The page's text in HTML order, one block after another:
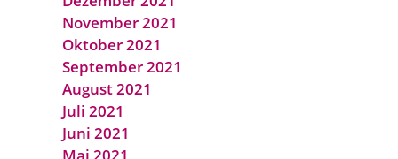
November 2021
Oktober 2021
September 2021
August 2021
Juli 2021
Juni 2021